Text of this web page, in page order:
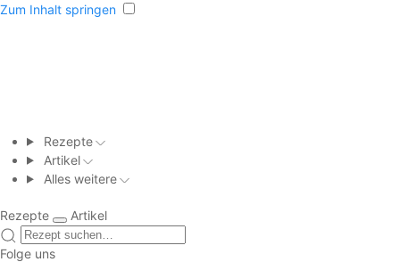
Zum Inhalt springen
Rezepte
Artikel
Alles weitere
Rezepte Artikel
Folge uns